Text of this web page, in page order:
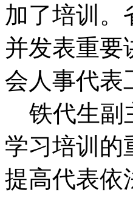
加了培训。
并发表重要
会人事代表
铁代生副
学习培训的
提高代表依